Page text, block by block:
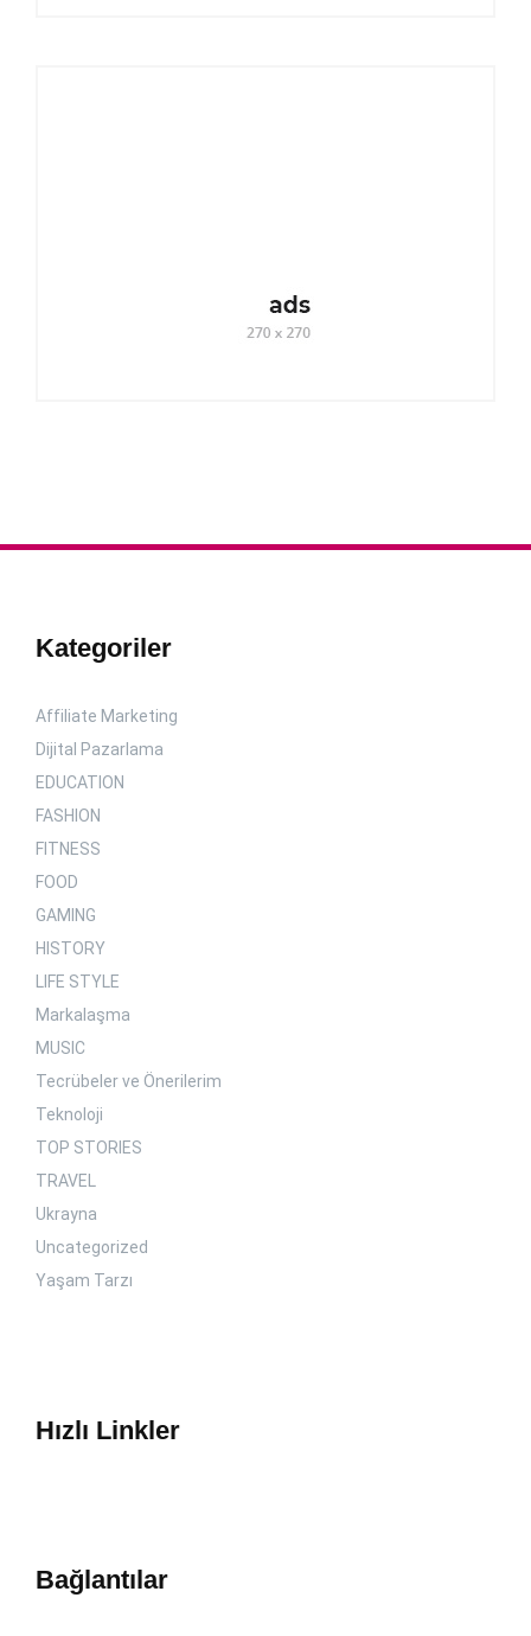
Kategoriler
Affiliate Marketing
Dijital Pazarlama
EDUCATION
FASHION
FITNESS
FOOD
GAMING
HISTORY
LIFE STYLE
Markalaşma
MUSIC
Tecrübeler ve Önerilerim
Teknoloji
TOP STORIES
TRAVEL
Ukrayna
Uncategorized
Yaşam Tarzı
Hızlı Linkler
Bağlantılar